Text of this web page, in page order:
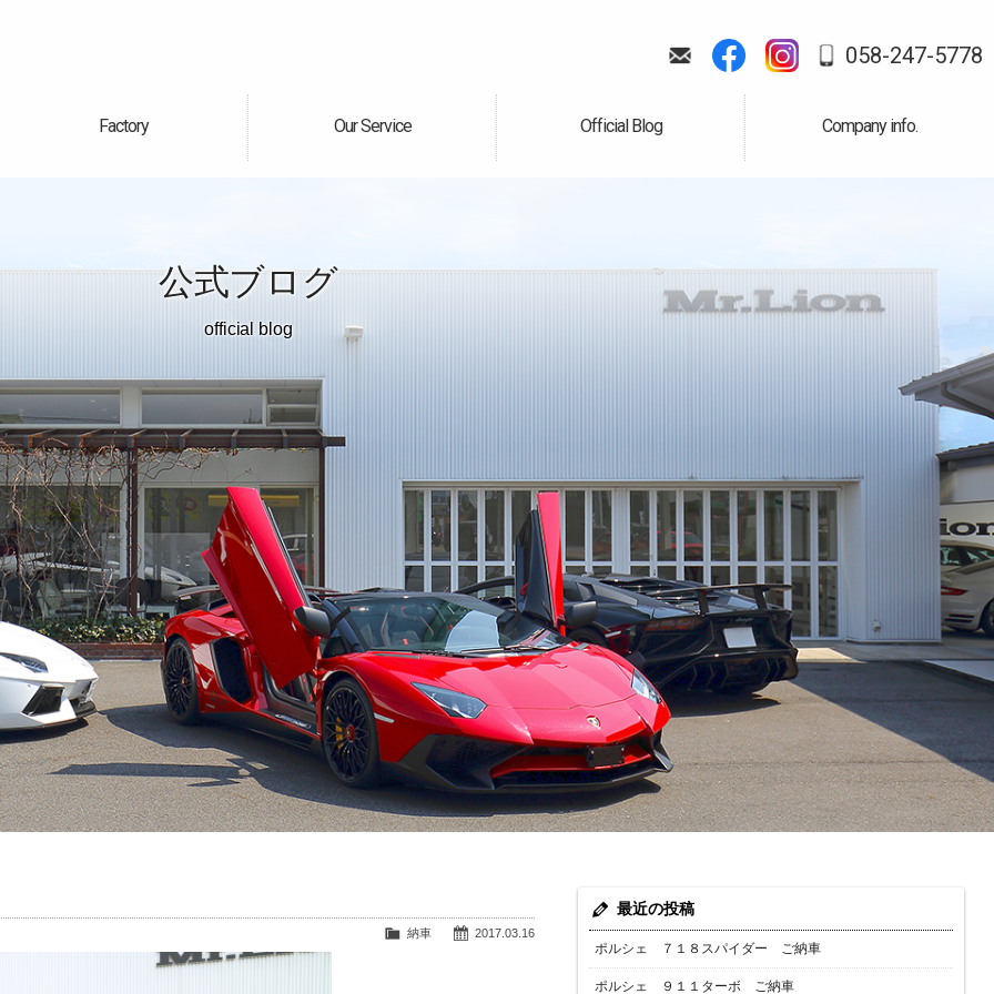
058-247-5778
Factory
自社工場 Our Service
サービス案内 Official Blog
公式ブログ Company info.
会社案内
公式ブログ
official blog
2017.03.16
納車
最近の投稿
ポルシェ ７１８スパイダー ご納車
ポルシェ ９１１ターボ ご納車